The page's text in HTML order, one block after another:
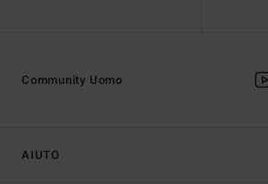
AIUTO
Community Uomo